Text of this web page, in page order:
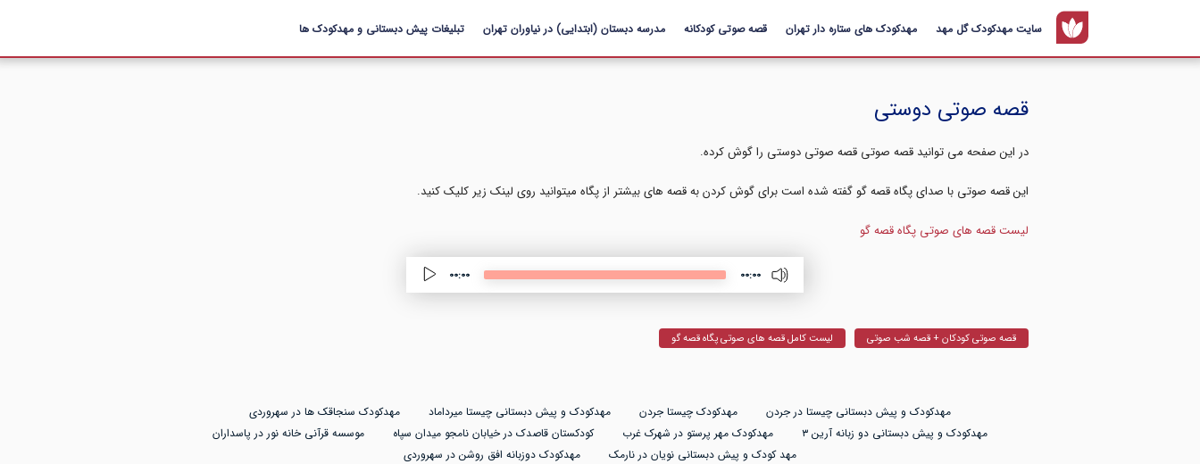
محتوای
سایت مهدکودک گل مهد مهدکودک های ستاره دار تهران قصه صوتی کودکانه مدرسه دبستان (ابتدایی) در نیاوران تهران تبلیغات پیش دبستانی و مهدکودک ها
قصه صوتی دوستی
در این صفحه می توانید قصه صوتی قصه صوتی دوستی را گوش کرده.
این قصه صوتی با صدای پگاه قصه گو گفته شده است برای گوش کردن به قصه های بیشتر از پگاه میتوانید روی لینک زیر کلیک کنید.
لیست قصه های صوتی پگاه قصه گو
00:00 00:00
قصه صوتی کودکان + قصه شب صوتی لیست کامل قصه های صوتی پگاه قصه گو
مهدکودک و پیش دبستانی چیستا در جردن مهدکودک چیستا جردن مهدکودک و پیش دبستانی چیستا میرداماد
مهدکودک سنجاقک ها در سهروردی
مهدکودک و پیش دبستانی دو زبانه آرین ۳
مهدکودک مهر پرستو در شهرک غرب کودکستان قاصدک در خیابان نامجو میدان سپاه
موسسه قرآنی خانه نور در پاسداران
مهد کودک و پیش دبستانی نویان در نارمک
مهدکودک دوزبانه افق روشن در سهروردی